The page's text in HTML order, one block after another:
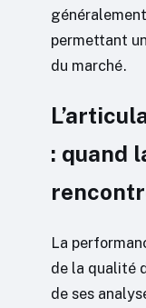
permettant
du marché.
: quand
La
de la qualité
de ses